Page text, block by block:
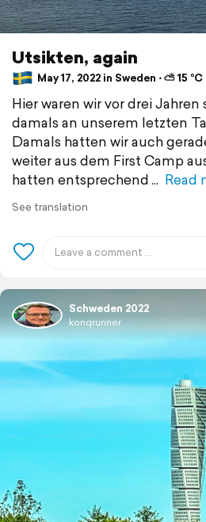
Utsikten, again
May 17, 2022 in Sweden ⋅ ⛅ 15 °C
Hier waren wir vor drei
damals an unserem letzten
Damals hatten wir auch
weiter aus dem First Camp
hatten entsprechend
Read
See translation
Schweden 2022
konqrunner